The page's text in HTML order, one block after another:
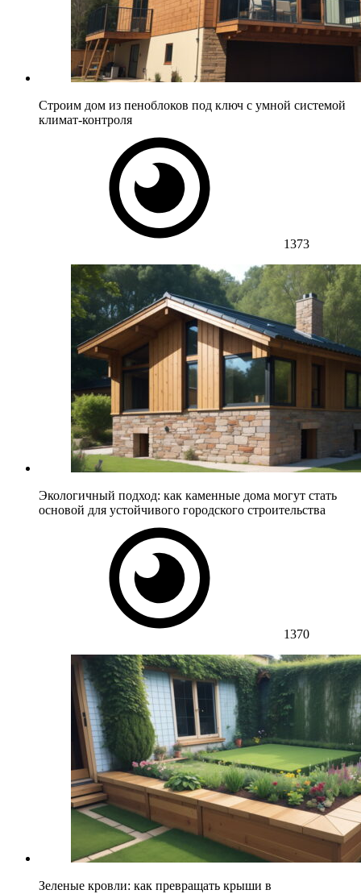
Строим дом из пеноблоков под ключ с умной системой
климат-контроля
1373
Экологичный подход: как каменные дома могут стать
основой для устойчивого городского строительства
1370
Зеленые кровли: как превращать крыши в